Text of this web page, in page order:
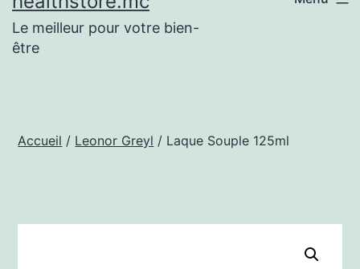
Le meilleur pour votre bien-
être
Accueil / Leonor Greyl / Laque Souple 125ml